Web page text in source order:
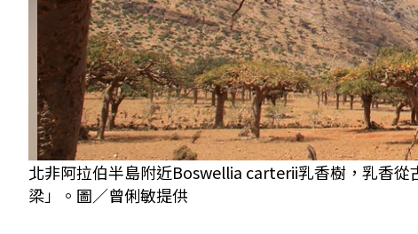
北非阿拉伯半島附近Boswellia carterii乳香樹，乳香
梁」。圖／曾俐敏提供